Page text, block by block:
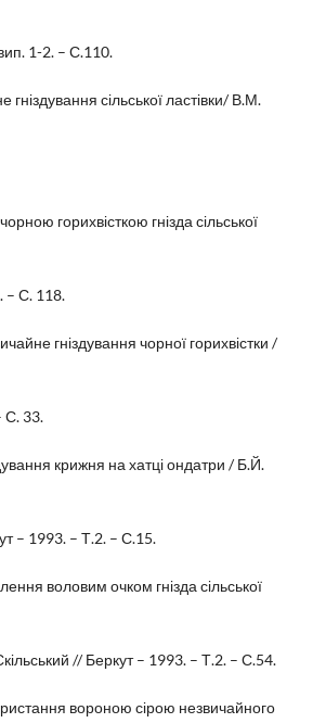
1-2. – С.110.
сільської ластівки/ В.М.
горихвісткою гнізда сільської
– С. 118.
гніздування чорної горихвістки /
С. 33.
крижня на хатці ондатри / Б.Й.
– 1993. – Т.2. – С.15.
воловим очком гнізда сільської
// Беркут – 1993. – Т.2. – С.54.
вороною сірою незвичайного